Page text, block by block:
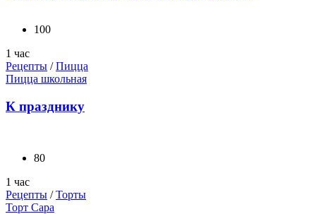
100
1 час
Рецепты /Пицца
Пицца школьная
К празднику
80
1 час
Рецепты /Торты
Торт Сара